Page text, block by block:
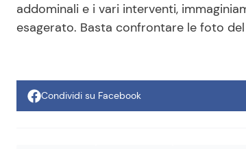
addominali e i vari interventi,
esagerato. Basta confrontare le foto
Condividi su Facebook